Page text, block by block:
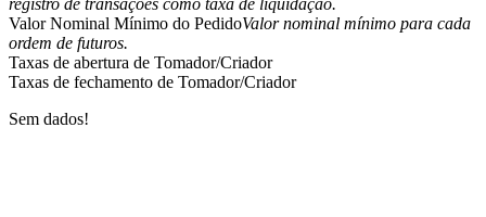
registro de transações como taxa de liquidação.
Valor Nominal Mínimo do PedidoValor nominal mínimo para cada
ordem de futuros.
Taxas de abertura de Tomador/Criador
Taxas de fechamento de Tomador/Criador
Sem dados!